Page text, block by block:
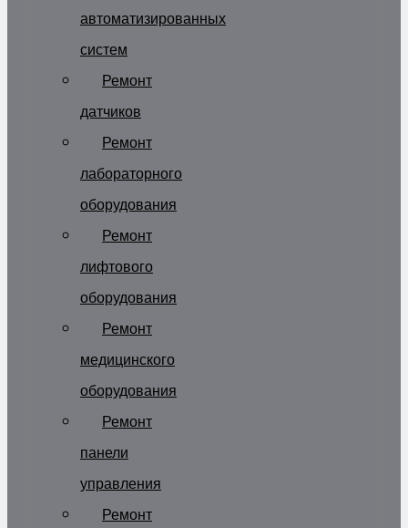
автоматизированных
систем
Ремонт
датчиков
Ремонт
лабораторного
оборудования
Ремонт
лифтового
оборудования
Ремонт
медицинского
оборудования
Ремонт
панели
управления
Ремонт